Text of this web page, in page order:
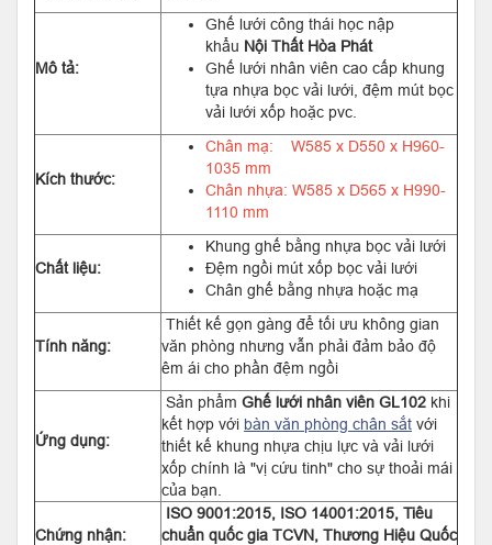
Mô tả:
Ghế lưới công thái học nập
khẩu Nội Thất Hòa Phát
Ghế lưới nhân viên cao cấp khung
tựa nhựa bọc vải lưới, đệm mút bọc
vải lưới xốp hoặc pvc.
Kích thước:
Chân mạ: W585 x D550 x H960-
1035 mm
Chân nhựa: W585 x D565 x H990-
1110 mm
Chất liệu:
Khung ghế bằng nhựa bọc vải lưới
Đệm ngồi mút xốp bọc vải lưới
Chân ghế bằng nhựa hoặc mạ
Tính năng:
Thiết kế gọn gàng để tối ưu không gian
văn phòng nhưng vẫn phải đảm bảo độ
êm ái cho phần đệm ngồi
Ứng dụng:
Sản phẩm Ghế lưới nhân viên GL102 khi
kết hợp với bàn văn phòng chân sắt với
thiết kế khung nhựa chịu lực và vải lưới
xốp chính là "vị cứu tinh" cho sự thoải mái
của bạn.
Chứng nhận:
ISO 9001:2015, ISO 14001:2015, Tiêu
chuẩn quốc gia TCVN, Thương Hiệu Quốc